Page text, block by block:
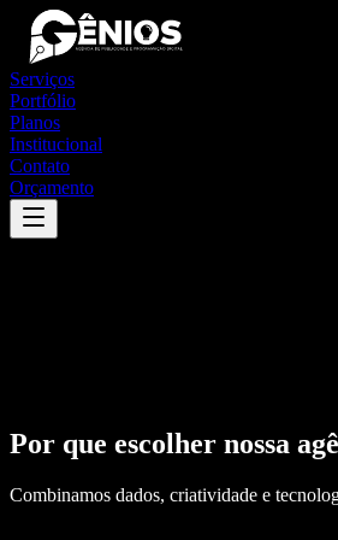
Serviços
Portfólio
Planos
Institucional
Contato
Orçamento
Por que escolher nossa
Combinamos dados, criatividade e